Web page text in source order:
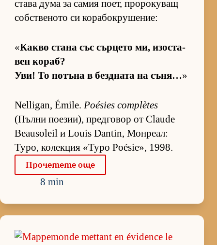
става дума за са­мия по­ет, про­ро­ку­ващ
соб­с­т­ве­ното си ко­ра­бок­ру­ше­ние:
«Какво стана със сър­цето ми, изос­та­
вен ко­раб?
Уви! То по­тъна в без­д­ната на съ­ня…»
Nelligan, Émile. Poésies complètes
(Пълни по­е­зи­и), пред­го­вор от Claude
Beausoleil и Louis Dantin, Мон­ре­ал:
Typo, ко­лек­ция «Typo Poésie», 1998.
Про­че­тете още
8 min